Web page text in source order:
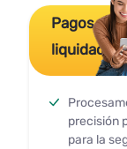
Pagos y
precisión
para la